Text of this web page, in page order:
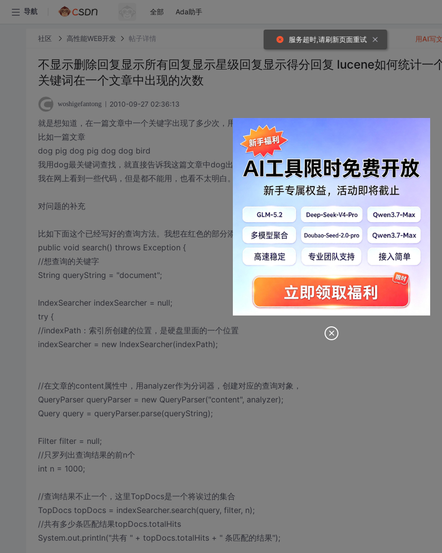
导航 全部 Ada助手
社区 高性能WEB开发 帖子详情
不显示删除回复显示所有回复显示星级回复显示得分回复 lucene如何统计一
关键词在一个文章中出现的次数
woshigefantong 2010-09-27 02:36:13
就是想知道，在一篇文章中一个关键字出现了多少次，用lucene应该怎么做呢？
比如一篇文章
dog pig dog pig dog dog bird
我用dog最关键词查找，就直接告诉我这篇文章中dog出现了4次就可以了。
我在网上看到一些代码，但是都不能用，也看不太明白。希望那位能帮帮忙。最好能给个代码。谢谢啦。
对问题的补充
比如下面这个已经写好的查询方法。我想在红色的部分添加一下统计该关键字在这个document上出现的次数
public void search() throws Exception {
//想查询的关键字
String queryString = "document";
IndexSearcher indexSearcher = null;
try {
//indexPath：索引所创建的位置，是硬盘里面的一个位置
indexSearcher = new IndexSearcher(indexPath);
//在文章的content属性中，用analyzer作为分词器，创建对应的查询对象，
QueryParser queryParser = new QueryParser("content", analyzer);
Query query = queryParser.parse(queryString);
Filter filter = null;
//只罗列出查询结果的前n个
int n = 1000;
//查询结果不止一个，这里TopDocs是一个将诶过的集合
TopDocs topDocs = indexSearcher.search(query, filter, n);
//共有多少条匹配结果topDocs.totalHits
System.out.println("共有 " + topDocs.totalHits + " 条匹配的结果");
用AI写
服务超时,请刷新页面重试